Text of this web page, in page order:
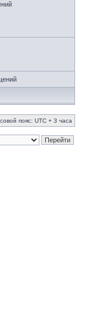
пояс: UTC + 3 часа